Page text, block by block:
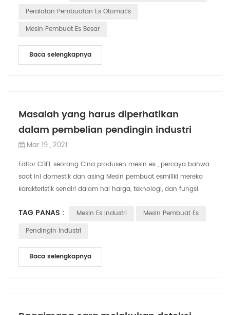
Peralatan Pembuatan Es Otomatis
Mesin Pembuat Es Besar
Baca selengkapnya
Masalah yang harus diperhatikan
dalam pembelian pendingin industri
Mar 19 , 2021
Editor CBFI, seorang Cina produsen mesin es , percaya bahwa
saat ini domestik dan asing Mesin pembuat esmiliki mereka
karakteristik sendiri dalam hal harga, teknologi, dan fungsi.
TAG PANAS : Mesin Es Industri
Mesin Pembuat Es
Pendingin Industri
Baca selengkapnya